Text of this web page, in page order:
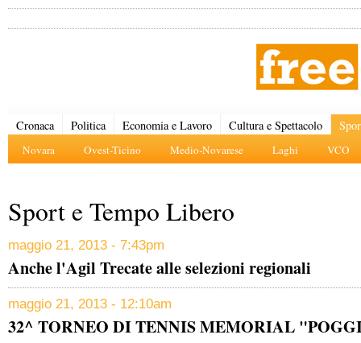
Cronaca Politica Economia e Lavoro Cultura e Spettacolo
Novara Ovest-Ticino Medio-Novarese Laghi VCO
Sport e Tempo Libero
maggio 21, 2013 - 7:43pm
Anche l'Agil Trecate alle selezioni regionali
maggio 21, 2013 - 12:10am
32^ TORNEO DI TENNIS MEMORIAL